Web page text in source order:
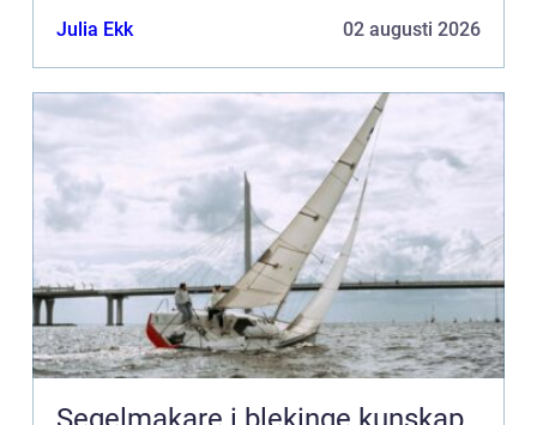
Julia Ekk 02 augusti 2026